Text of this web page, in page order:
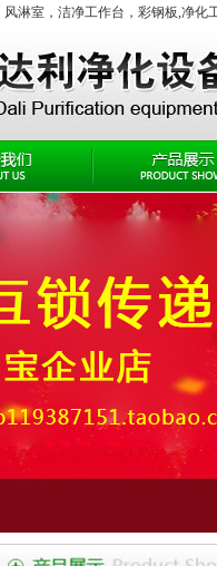
风淋室， 洁净工作台 ，彩钢板,净化